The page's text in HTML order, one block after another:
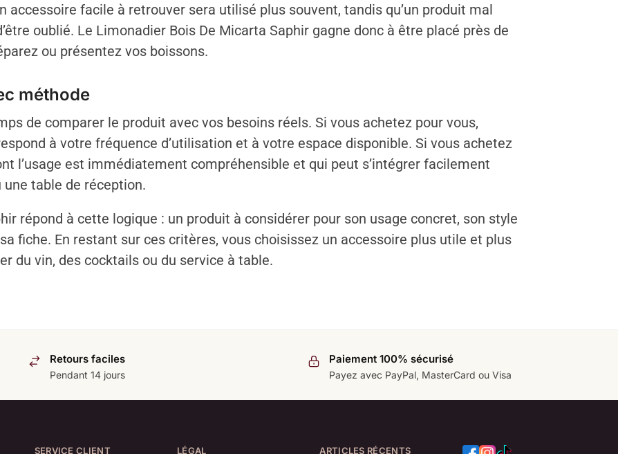
accessoire facile à retrouver sera utilisé plus souvent, tandis qu’un produit mal
oublié. Le Limonadier Bois De Micarta Saphir gagne donc à être placé près de
ou présentez vos boissons.
méthode
de comparer le produit avec vos besoins réels. Si vous achetez pour vous,
à votre fréquence d’utilisation et à votre espace disponible. Si vous achetez
l’usage est immédiatement compréhensible et qui peut s’intégrer facilement
table de réception.
répond à cette logique : un produit à considérer pour son usage concret, son style
fiche. En restant sur ces critères, vous choisissez un accessoire plus utile et plus
du vin, des cocktails ou du service à table.
Retours faciles
Pendant 14 jours
Paiement 100% sécurisé
Payez avec PayPal, MasterCard ou Visa
SERVICE CLIENT LÉGAL ARTICLES RÉCENTS